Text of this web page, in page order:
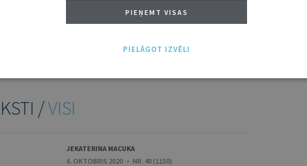
/VISI
JEKATERINA MACUKA
6. OKTOBRIS 2020 • NR. 40 (1150)
PIEŅEMT VISAS
PIELĀGOT IZVĒLI